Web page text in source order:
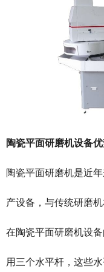
陶瓷平面研磨机设备
陶瓷平面研磨机是近
产设备，与传统研磨
在陶瓷平面研磨机设备
用三个水平杆，这些